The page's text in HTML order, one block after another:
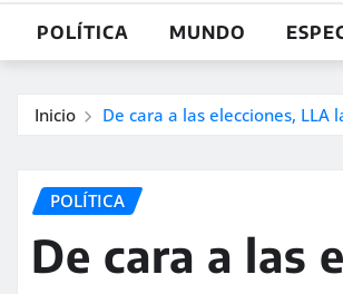
POLÍTICA MUNDO
Inicio De cara a las elecciones, LLA
POLÍTICA
De cara a las